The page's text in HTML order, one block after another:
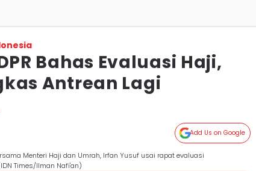
Bahas Evaluasi Haji,
Antrean Lagi
Add Us on Google
Menteri Haji dan Umrah, Irfan Yusuf usai rapat evaluasi
Times/Ilman Nafi'an)